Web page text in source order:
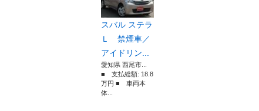
スバル ステラ
Ｌ 禁煙車／
アイドリン...
愛知県 西尾市...
■ 支払総額: 18.8
万円 ■ 車両本
体...